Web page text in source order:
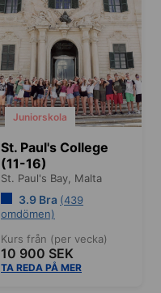
Juniorskola
St. Paul's College
(11-16)
St. Paul's Bay, Malta
3.9 Bra (439
omdömen)
Kurs från (per vecka)
10 900 SEK
TA REDA PÅ MER